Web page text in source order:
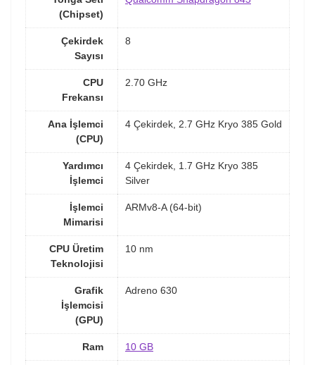
(Chipset)
Çekirdek
Sayısı
8
CPU
Frekansı
2.70 GHz
Ana İşlemci
(CPU)
4 Çekirdek, 2.7 GHz Kryo 385 Gold
Yardımcı
İşlemci
4 Çekirdek, 1.7 GHz Kryo 385
Silver
İşlemci
Mimarisi
ARMv8-A (64-bit)
CPU Üretim
Teknolojisi
10 nm
Grafik
İşlemcisi
(GPU)
Adreno 630
Ram 10 GB